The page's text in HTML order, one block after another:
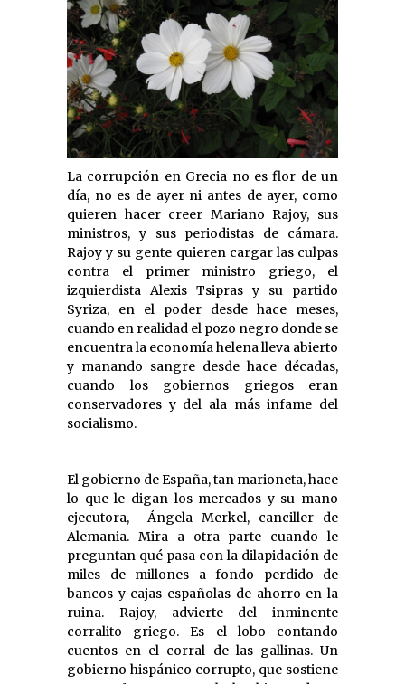
La corrupción en Grecia no es flor de un
día, no es de ayer ni antes de ayer, como
quieren hacer creer Mariano Rajoy, sus
ministros, y sus periodistas de cámara.
Rajoy y su gente quieren cargar las culpas
contra el primer ministro griego, el
izquierdista Alexis Tsipras y su partido
Syriza, en el poder desde hace meses,
cuando en realidad el pozo negro donde se
encuentra la economía helena lleva abierto
y manando sangre desde hace décadas,
cuando los gobiernos griegos eran
conservadores y del ala más infame del
socialismo.
El gobierno de España, tan marioneta, hace
lo que le digan los mercados y su mano
ejecutora, Ángela Merkel, canciller de
Alemania. Mira a otra parte cuando le
preguntan qué pasa con la dilapidación de
miles de millones a fondo perdido de
bancos y cajas españolas de ahorro en la
ruina. Rajoy, advierte del inminente
corralito griego. Es el lobo contando
cuentos en el corral de las gallinas. Un
gobierno hispánico corrupto, que sostiene